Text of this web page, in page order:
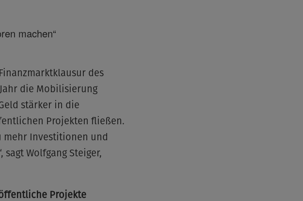
machen“
des
die Mobilisierung
stärker in die
Projekten fließen.
mehr Investitionen und
Wolfgang Steiger,
Projekte